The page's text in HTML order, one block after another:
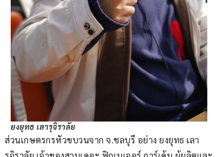
ยงยุทธ เลารุจิราลัย
ส่วนเกษตรกรหัวขบวนจาก จ.ชลบุรี อย่าง ยงยุทธ เลา